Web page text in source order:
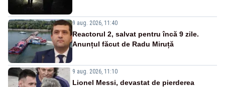
9 aug. 2026, 11:40
Reactorul 2, salvat pentru încă 9 zile.
Anunțul făcut de Radu Miruță
9 aug. 2026, 11:10
Lionel Messi, devastat de pierderea